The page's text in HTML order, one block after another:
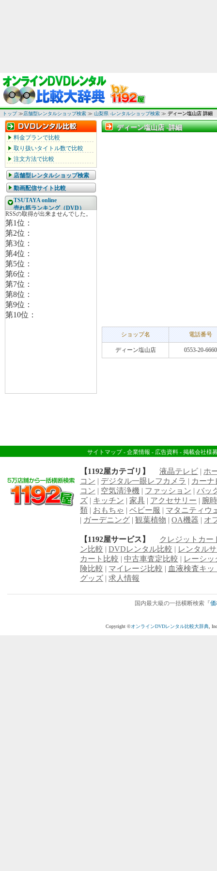
トップ≫店舗型レンタルショップ検索 ≫ 山梨県 -レンタルショップ検索 ≫ ディーン塩山店 詳細
料金プランで比較
取り扱いタイトル数で比較
注文方法で比較
店舗型レンタルショップ検索
動画配信サイト比較
TSUTAYA online
売れ筋ランキング（DVD）
ディーン塩山店 -詳細
ディーン塩山店 -詳細
ショップ名 電話番号
ディーン塩山店 0553-20-6660
サイトマップ- 企業情報 - 広告資料 - 掲載会社様
【1192屋カテゴリ】 液晶テレビ | ホ
コン | デジタル一眼レフカメラ | カーナ
コン | 空気清浄機 | ファッション | バッ
ズ | キッチン | 家具 | アクセサリー | 腕
類 | おもちゃ | ベビー服 | マタニティウ
| ガーデニング | 観葉植物 | OA機器 | オ
【1192屋サービス】
クレジットカー
ン比較 | DVDレンタル比較 | レンタル
カート比較 | 中古車査定比較 | レーシッ
険比較 | マイレージ比較 | 血液検査キッ
グッズ | 求人情報
国内最大級の一括横断検索『価
Copyright ©オンラインDVDレンタル比較大辞典 ,